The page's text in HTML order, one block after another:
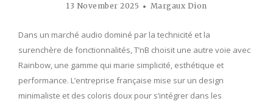
13 November 2025 Margaux Dion
Dans un marché audio dominé par la technicité et la
surenchère de fonctionnalités, T’nB choisit une autre voie avec
Rainbow, une gamme qui marie simplicité, esthétique et
performance. L’entreprise française mise sur un design
minimaliste et des coloris doux pour s’intégrer dans les